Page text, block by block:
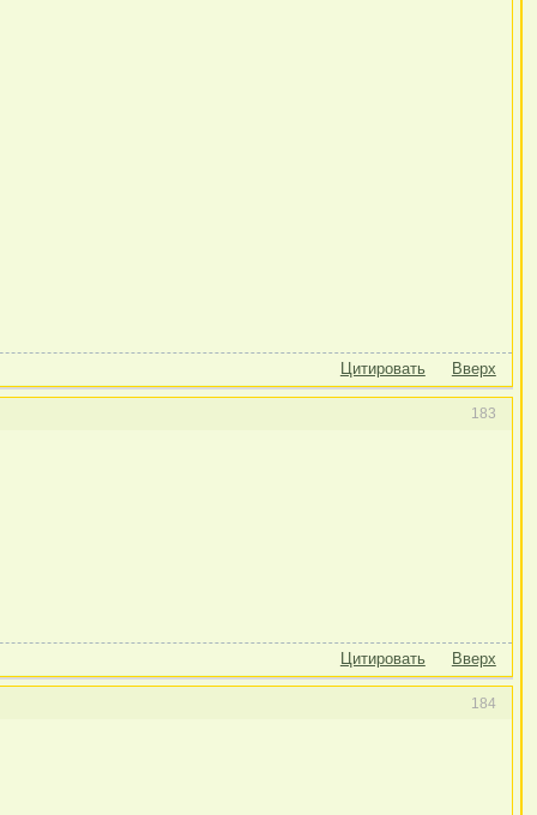
Цитировать Вверх
183
Цитировать Вверх
184